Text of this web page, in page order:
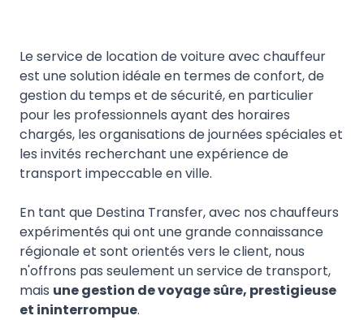
Le service de location de voiture avec chauffeur
est une solution idéale en termes de confort, de
gestion du temps et de sécurité, en particulier
pour les professionnels ayant des horaires
chargés, les organisations de journées spéciales et
les invités recherchant une expérience de
transport impeccable en ville.
En tant que Destina Transfer, avec nos chauffeurs
expérimentés qui ont une grande connaissance
régionale et sont orientés vers le client, nous
n'offrons pas seulement un service de transport,
mais une gestion de voyage sûre, prestigieuse
et ininterrompue.